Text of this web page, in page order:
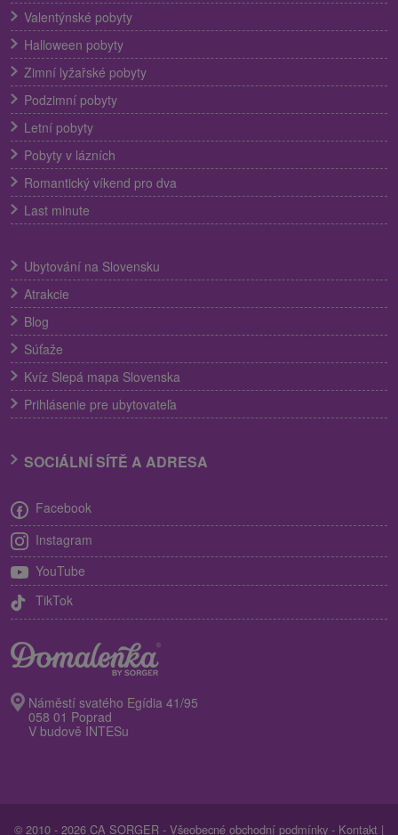
Valentýnské pobyty
Halloween pobyty
Zimní lyžařské pobyty
Podzimní pobyty
Letní pobyty
Pobyty v lázních
Romantický víkend pro dva
Last minute
Ubytování na Slovensku
Atrakcie
Blog
Súťaže
Kvíz Slepá mapa Slovenska
Prihlásenie pre ubytovateľa
SOCIÁLNÍ SÍTĚ A ADRESA
Facebook
Instagram
YouTube
TikTok
Náměstí svatého Egídia 41/95
058 01 Poprad
V budově INTESu
© 2010 - 2026 CA SORGER - Všeobecné obchodní podmínky - Kontakt |